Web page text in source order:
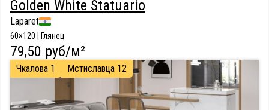
Golden White Statuario
Laparet
60×120 | Глянец
79,50 руб/м²
Чкалова 1 Мстиславца 12